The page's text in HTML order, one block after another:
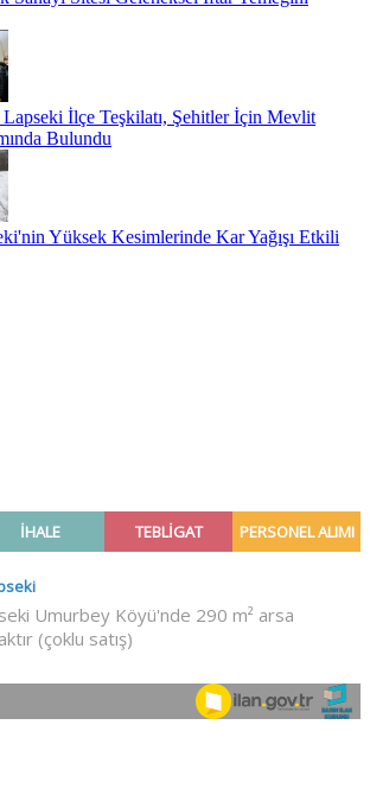
İlçe Teşkilatı, Şehitler İçin Mevlit
Bulundu
Yüksek Kesimlerinde Kar Yağışı Etkili